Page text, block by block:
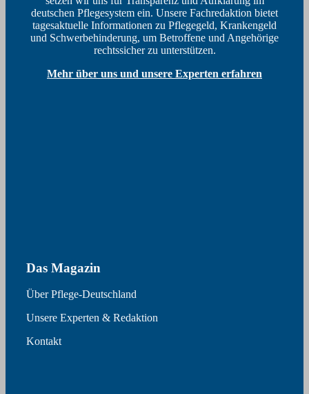
deutschen Pflegesystem ein. Unsere Fachredaktion bietet
tagesaktuelle Informationen zu Pflegegeld, Krankengeld
und Schwerbehinderung, um Betroffene und Angehörige
rechtssicher zu unterstützen.
Mehr über uns und unsere Experten erfahren
Das Magazin
Über Pflege-Deutschland
Unsere Experten & Redaktion
Kontakt